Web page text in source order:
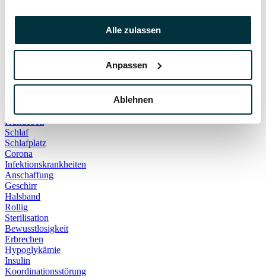
Alle zulassen
Anpassen
Ablehnen
Parvovirose
Kater
Leckerlies
Leinenführigkeit
Schmerzen
Hundebett
Schlaf
Schlafplatz
Corona
Infektionskrankheiten
Anschaffung
Geschirr
Halsband
Rollig
Sterilisation
Bewusstlosigkeit
Erbrechen
Hypoglykämie
Insulin
Koordinationsstörung